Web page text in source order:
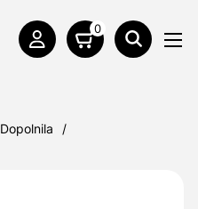
0
Dopolnila
/